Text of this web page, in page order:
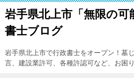
岩手県北上市「無限の可
書士ブログ
岩手県北上市で行政書士をオープン！墓
言、建設業許可、各種許認可など、お困